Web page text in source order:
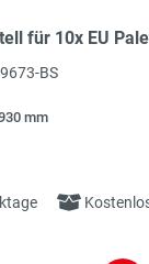
für 10x EU
BS
mm